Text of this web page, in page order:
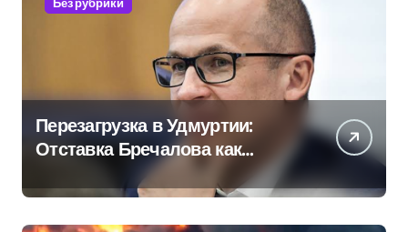
Перезагрузка в Удмуртии:
Отставка Бречалова как
результат управленческих
провалов и уязвимости
региона